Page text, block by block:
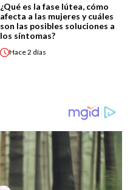
¿Qué es la fase lútea, cómo
afecta a las mujeres y cuáles
son las posibles soluciones a
los síntomas?
Hace2 días